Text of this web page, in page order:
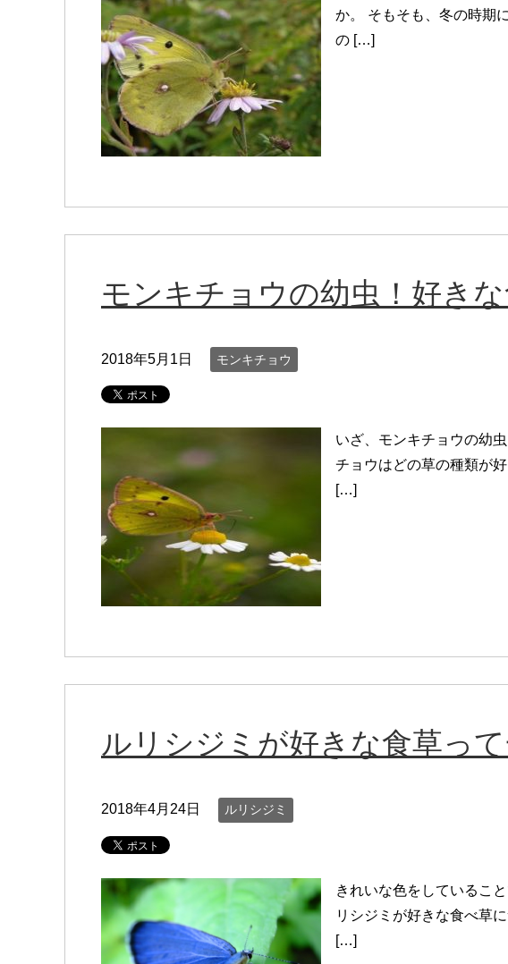
か。 そもそも、冬の時期
の […]
モンキチョウの幼虫！好き
2018年5月1日 モンキチョウ
いざ、モンキチョウの幼
チョウはどの草の種類が
[…]
ルリシジミが好きな食草って
2018年4月24日 ルリシジミ
きれいな色をしているこ
リシジミが好きな食べ草
[…]